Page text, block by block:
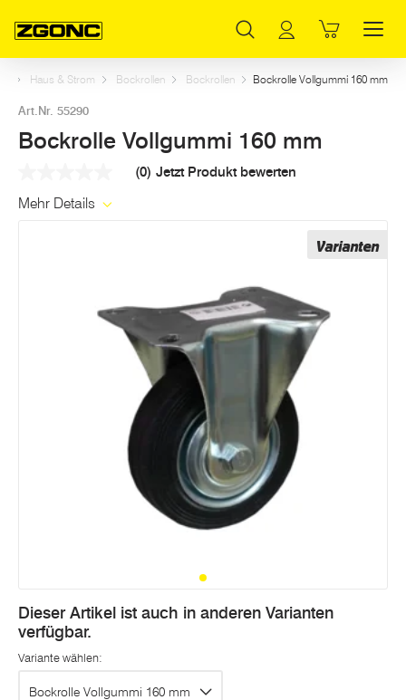
Haus & Strom Bockrollen Bockrollen Bockrolle Vollgummi 160 mm
Art.Nr. 55290
Bockrolle Vollgummi 160 mm
Link
(0) Jetzt Produkt bewerten
Mehr Details
Varianten
Dieser Artikel ist auch in anderen Varianten
verfügbar.
Variante wählen:
Bockrolle Vollgummi 160 mm